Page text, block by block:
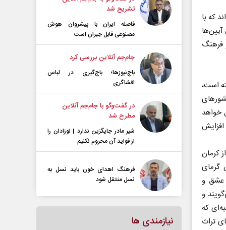
که با
فرهنگ
است،
خواهد
کرمان
گرمای
عشق و
و
که
تراث
تشریح شد
فاصله ایران با پیشرو‌ان هوش
مصنوعی قابل جبران است
جام‌جم آنلاین بررسی کرد
باج‌نیوزها؛ باج‌گیری در لباس
افشاگری
در گفت‌و‌گو با جام‌جم آنلاین
مطرح شد
شیر مادر جایگزین ندارد | نوزادان را
از فواید آن محروم نکنیم
فرهنگ اهدای خون باید نسل به
نسل منتقل شود
نیازمندی ها